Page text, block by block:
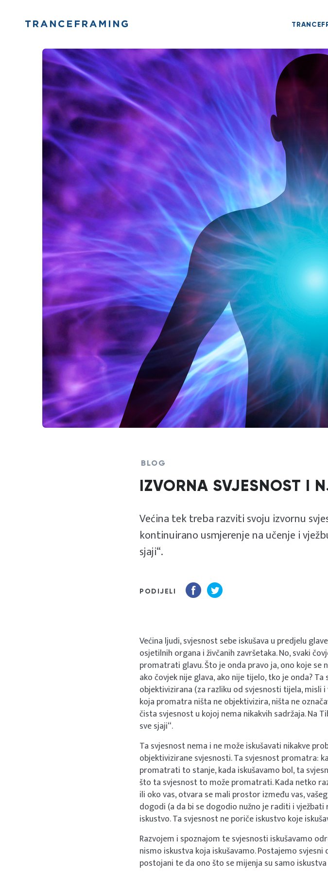
BLOG
IZVORNA SVJESNOST I
Većina tek treba razviti svoju izvornu
kontinuirano usmjerenje na učenje i
sjaji“.
PODIJELI
Većina ljudi, svjesnost sebe iskušava u predjelu
osjetilnih organa i živčanih završetaka. No, svaki
promatrati glavu. Što je onda pravo ja, ono koje
ako čovjek nije glava, ako nije tijelo, tko je onda?
objektivizirana (za razliku od svjesnosti tijela, misli
koja promatra ništa ne objektivizira, ništa ne
čista svjesnost u kojoj nema nikakvih sadržaja. Na
sve sjaji“.
Ta svjesnost nema i ne može iskušavati nikakve
objektivizirane svjesnosti. Ta svjesnost promatra:
promatrati to stanje, kada iskušavamo bol, ta
što ta svjesnost to može promatrati. Kada netko
ili oko vas, otvara se mali prostor između vas,
dogodi (a da bi se dogodio nužno je raditi i
iskustvo. Ta svjesnost ne poriče iskustvo koje
Razvojem i spoznajom te svjesnosti iskušavamo
nismo iskustva koja iskušavamo. Postajemo
postojani te da ono što se mijenja su samo